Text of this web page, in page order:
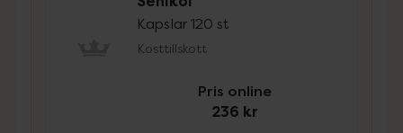
Kapslar 120 st
Kosttillskott
Pris online
236 kr